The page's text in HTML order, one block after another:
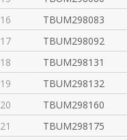
16 TBUM298083
17 TBUM298092
18 TBUM298131
19 TBUM298132
20 TBUM298160
21 TBUM298175